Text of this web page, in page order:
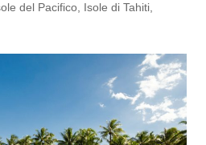
del Pacifico, Isole di Tahiti,